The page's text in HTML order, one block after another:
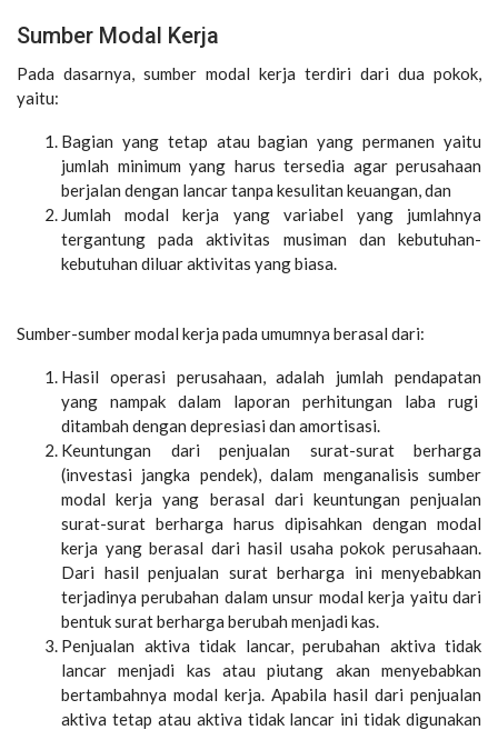
Sumber Modal Kerja
Pada dasarnya, sumber modal kerja terdiri dari dua pokok,
yaitu:
Bagian yang tetap atau bagian yang permanen yaitu
jumlah minimum yang harus tersedia agar perusahaan
berjalan dengan lancar tanpa kesulitan keuangan, dan
Jumlah modal kerja yang variabel yang jumlahnya
tergantung pada aktivitas musiman dan kebutuhan-
kebutuhan diluar aktivitas yang biasa.
Sumber-sumber modal kerja pada umumnya berasal dari:
Hasil operasi perusahaan, adalah jumlah pendapatan
yang nampak dalam laporan perhitungan laba rugi
ditambah dengan depresiasi dan amortisasi.
Keuntungan dari penjualan surat-surat berharga
(investasi jangka pendek), dalam menganalisis sumber
modal kerja yang berasal dari keuntungan penjualan
surat-surat berharga harus dipisahkan dengan modal
kerja yang berasal dari hasil usaha pokok perusahaan.
Dari hasil penjualan surat berharga ini menyebabkan
terjadinya perubahan dalam unsur modal kerja yaitu dari
bentuk surat berharga berubah menjadi kas.
Penjualan aktiva tidak lancar, perubahan aktiva tidak
lancar menjadi kas atau piutang akan menyebabkan
bertambahnya modal kerja. Apabila hasil dari penjualan
aktiva tetap atau aktiva tidak lancar ini tidak digunakan